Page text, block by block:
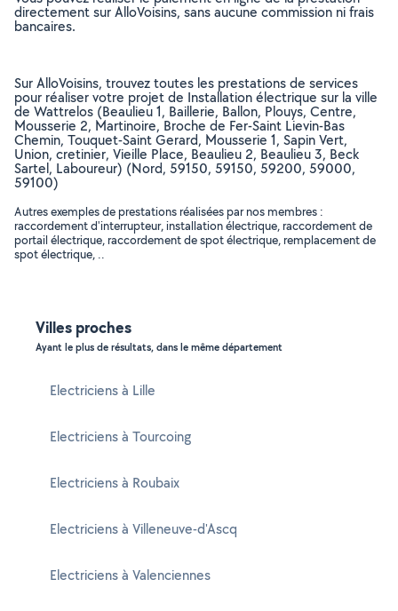
directement sur AlloVoisins, sans aucune commission ni frais
bancaires.
Sur AlloVoisins, trouvez toutes les prestations de services
pour réaliser votre projet de Installation électrique sur la ville
de Wattrelos (Beaulieu 1, Baillerie, Ballon, Plouys, Centre,
Mousserie 2, Martinoire, Broche de Fer-Saint Lievin-Bas
Chemin, Touquet-Saint Gerard, Mousserie 1, Sapin Vert,
Union, cretinier, Vieille Place, Beaulieu 2, Beaulieu 3, Beck
Sartel, Laboureur) (Nord, 59150, 59150, 59200, 59000,
59100)
Autres exemples de prestations réalisées par nos membres :
raccordement d'interrupteur, installation électrique, raccordement de
portail électrique, raccordement de spot électrique, remplacement de
spot électrique, ..
Villes proches
Ayant le plus de résultats, dans le même département
Electriciens à Lille
Electriciens à Tourcoing
Electriciens à Roubaix
Electriciens à Villeneuve-d'Ascq
Electriciens à Valenciennes